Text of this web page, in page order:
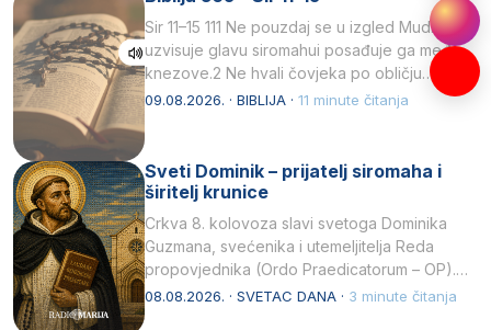
Sir 11–15 111 Ne pouzdaj se u izgled Mudrost
uzvisuje glavu siromahui posađuje ga među
knezove.2 Ne hvali čovjeka po obličju
njegovui…
09.08.2026. · BIBLIJA · 11 minute čitanja
Sveti Dominik – prijatelj siromaha i
širitelj krunice
Crkva 8. kolovoza slavi svetoga Dominika
Guzmana, svećenika i utemeljitelja Reda
propovjednika (Ordo Praedicatorum – OP).
Svojim životom, dubokom ljubavlju prema
08.08.2026. · SVETAC DANA · 3 minute čitanja